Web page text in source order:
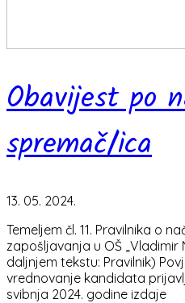
Obavijest po
spremač/ica
13. 05. 2024.
Temeljem čl. 11. Pravilnika o
zapošljavanja u OŠ „Vladimir
daljnjem tekstu: Pravilnik)
vrednovanje kandidata
svibnja 2024. godine izdaje